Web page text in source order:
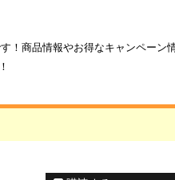
！商品情報やお得なキャンペーン